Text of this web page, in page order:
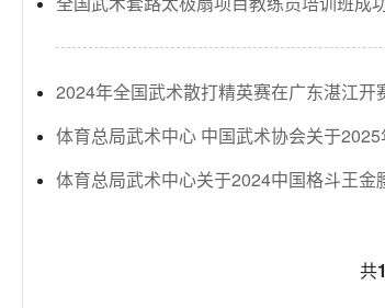
2024年全国武术散打精英赛在广东湛江开
体育总局武术中心 中国武术协会关于
体育总局武术中心关于2024中国格斗王金
共